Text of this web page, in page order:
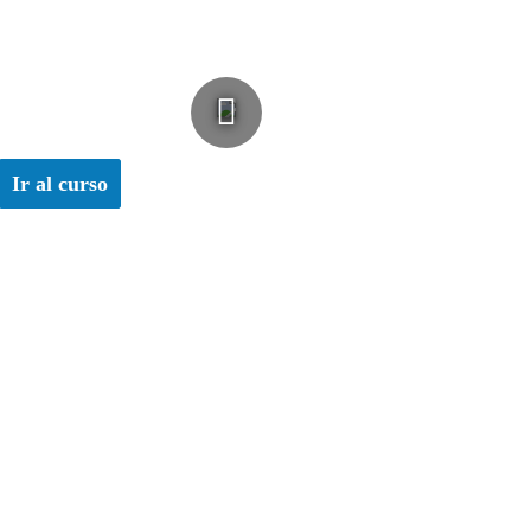
Ir al curso